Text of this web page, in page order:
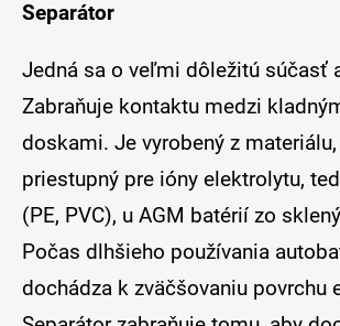
Separátor
Jedná sa o veľmi dôležitú súčasť
Zabraňuje kontaktu medzi
doskami. Je vyrobený z
priestupný pre ióny elektrolytu,
(PE, PVC), u AGM batérií zo
Počas dlhšieho používania
dochádza k zväčšovaniu povrchu